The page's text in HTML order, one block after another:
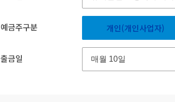
예금주구분 개인(개인사업자)
출금일